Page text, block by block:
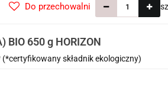
Do przechowalni
BIO 650 g HORIZON
składnik ekologiczny)